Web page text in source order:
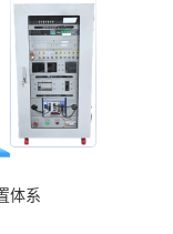
体系